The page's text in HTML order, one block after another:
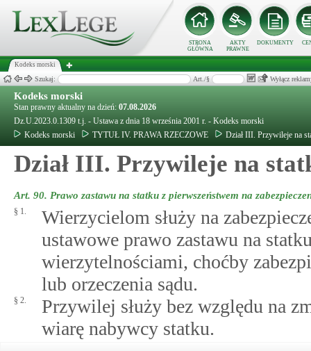
STRONA
GŁÓWNA
AKTY
PRAWNE
DOKUMENTY
Kodeks morski
Szukaj: Art./§ Wyłącz
Kodeks morski
Stan prawny aktualny na dzień: 07.08.2026
Dz.U.2023.0.1309 t.j. - Ustawa z dnia 18 września 2001 r. - Kodeks morski
Kodeks morski
TYTUŁ IV. PRAWA RZECZOWE Dział III. Przywileje na
Dział III. Przywileje na
Art. 90. Prawo zastawu na statku z pierwszeństwem na
§ 1.
Wierzycielom służy na
ustawowe prawo zastawu na
wierzytelnościami, choćby
lub orzeczenia sądu.
§ 2.
Przywilej służy bez względu na
wiarę nabywcy statku.